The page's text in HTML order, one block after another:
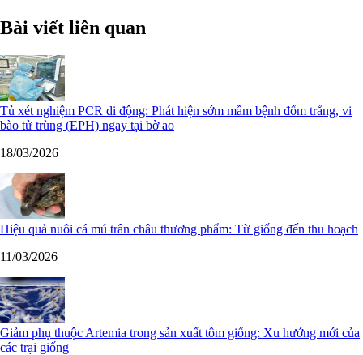
Bài viết liên quan
Tủ xét nghiệm PCR di động: Phát hiện sớm mầm bệnh đốm trắng, vi
bào tử trùng (EPH) ngay tại bờ ao
18/03/2026
Hiệu quả nuôi cá mú trân châu thương phẩm: Từ giống đến thu hoạch
11/03/2026
Giảm phụ thuộc Artemia trong sản xuất tôm giống: Xu hướng mới của
các trại giống